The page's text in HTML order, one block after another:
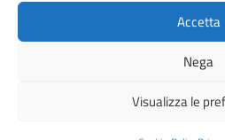
Accetta
Nega
Visualizza le
Codice Indice delle Pubbliche
Codice unico di fatturazione (CUF): UFMDNA
Idea